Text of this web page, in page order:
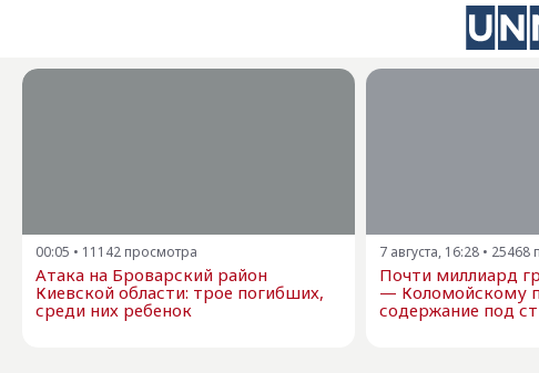
00:05 • 11142 просмотра
Атака на Броварский район
Киевской области: трое погибших,
среди них ребенок
7 августа, 16:28 • 25468
Почти миллиард
— Коломойскому
содержание под